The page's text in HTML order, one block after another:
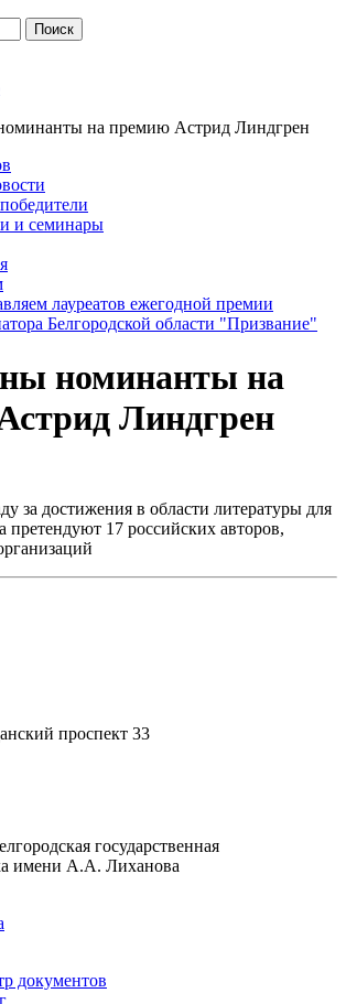
на премию Астрид Линдгрен
и семинары
лауреатов ежегодной премии
Белгородской области "Призвание"
номинанты на
Линдгрен
за достижения в области литературы для
претендуют 17 российских авторов,
проспект 33
государственная
имени А.А. Лиханова
документов